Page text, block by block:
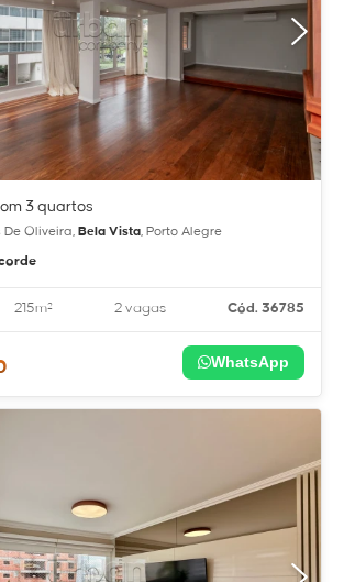
3 quartos
De Oliveira, Bela Vista, Porto Alegre
215m² 2 vagas Cód. 36785
WhatsApp